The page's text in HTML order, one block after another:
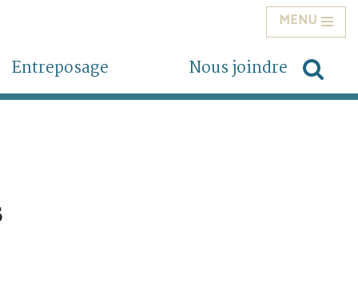
MENU
Entreposage Nous joindre